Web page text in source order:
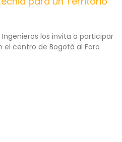
los invita a participar
el centro de Bogotá al Foro